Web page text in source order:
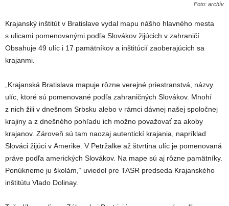
Foto: archív
Krajanský inštitút v Bratislave vydal mapu nášho hlavného mesta
s ulicami pomenovanými podľa Slovákov žijúcich v zahraničí.
Obsahuje 49 ulíc i 17 pamätníkov a inštitúcií zaoberajúcich sa
krajanmi.
„Krajanská Bratislava mapuje rôzne verejné priestranstvá, názvy
ulíc, ktoré sú pomenované podľa zahraničných Slovákov. Mnohí
z nich žili v dnešnom Srbsku alebo v rámci dávnej našej spoločnej
krajiny a z dnešného pohľadu ich možno považovať za akoby
krajanov. Zároveň sú tam naozaj autentickí krajania, napríklad
Slováci žijúci v Amerike. V Petržalke až štvrtina ulíc je pomenovaná
práve podľa amerických Slovákov. Na mape sú aj rôzne pamätníky.
Ponúkneme ju školám,“ uviedol pre TASR predseda Krajanského
inštitútu Vlado Dolinay.